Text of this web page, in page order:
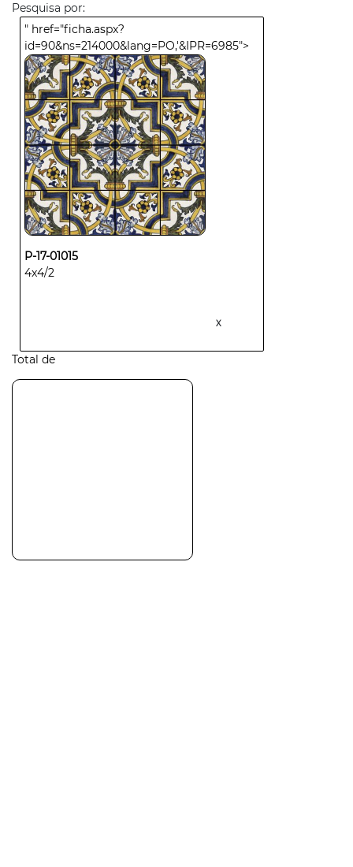
Pesquisa por:
" href="ficha.aspx?
id=90&ns=214000&lang=PO,'&IPR=6985">
P-17-01015
4x4/2
X
Total de